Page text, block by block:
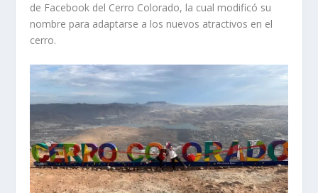
de Facebook del Cerro Colorado, la cual modificó su
nombre para adaptarse a los nuevos atractivos en el
cerro.